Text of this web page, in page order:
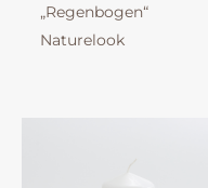
„Regenbogen“
Naturelook